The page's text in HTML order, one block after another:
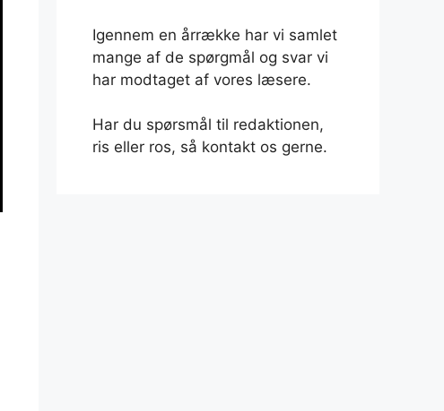
Igennem en årrække har vi samlet
mange af de spørgmål og svar vi
har modtaget af vores læsere.
Har du spørsmål til redaktionen,
ris eller ros, så kontakt os gerne.